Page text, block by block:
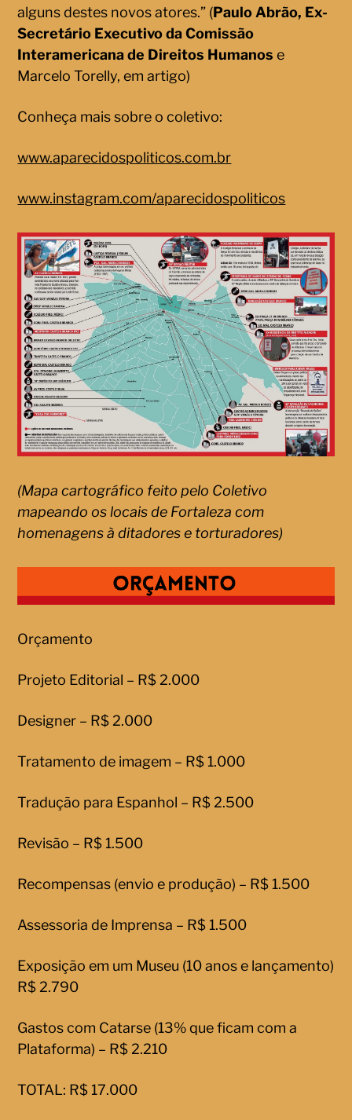
alguns destes novos atores.” (Paulo Abrão, Ex-
Secretário Executivo da Comissão
Interamericana de Direitos Humanose
Marcelo Torelly, em artigo)
Conheça mais sobre o coletivo:
www.aparecidospoliticos.com.br
www.instagram.com/aparecidospoliticos
(Mapa cartográfico feito pelo Coletivo
mapeando os locais de Fortaleza com
homenagens à ditadores e torturadores)
Orçamento
Projeto Editorial – R$ 2.000
Designer – R$ 2.000
Tratamento de imagem – R$ 1.000
Tradução para Espanhol – R$ 2.500
Revisão – R$ 1.500
Recompensas (envio e produção) – R$ 1.500
Assessoria de Imprensa – R$ 1.500
Exposição em um Museu (10 anos e lançamento)
R$ 2.790
Gastos com Catarse (13% que ficam com a
Plataforma) – R$ 2.210
TOTAL: R$ 17.000